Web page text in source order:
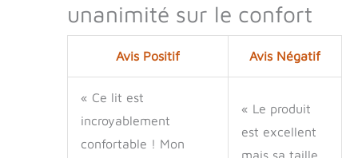
chien et profitez
lit for chien bien-
aimés, le lit
chien offre un lieu
de repos spécial for
unanimité sur le confort
Avis Positif Avis Négatif
« Ce lit est
incroyablement
confortable ! Mon
« Le produit
est excellent
mais sa taille